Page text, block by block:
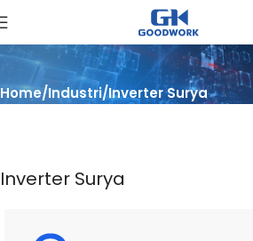
Home Industri Inverter Surya
Inverter Surya